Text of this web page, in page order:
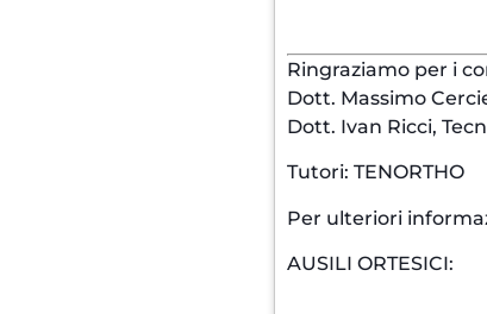
Ringraziamo per i
Dott. Massimo
Dott. Ivan Ricci,
Tutori: TENORTHO
Per ulteriori
AUSILI ORTESICI: